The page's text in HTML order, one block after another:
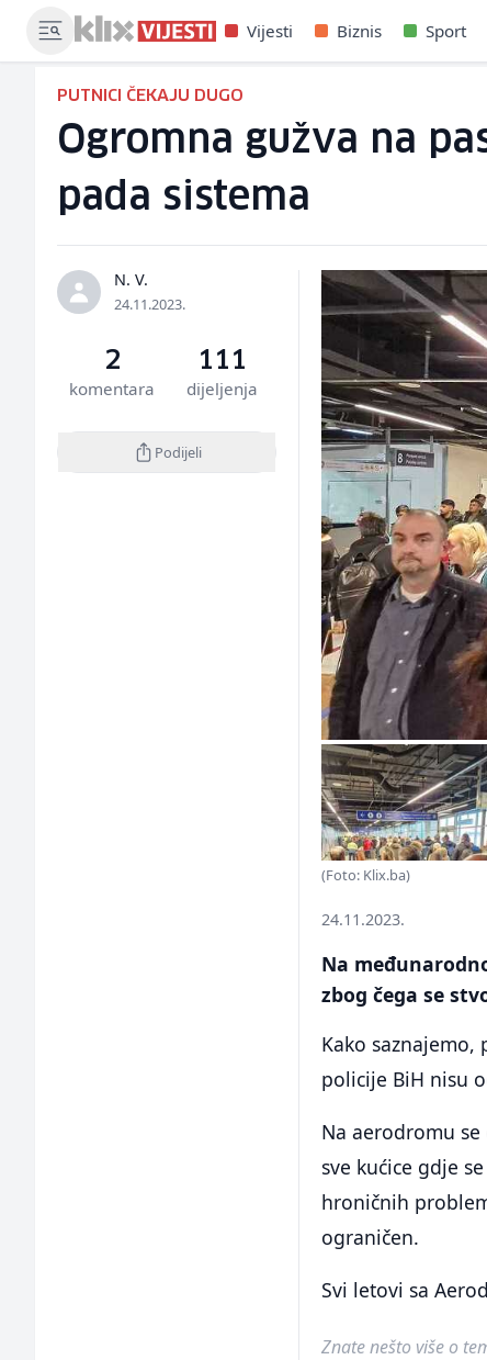
Vijesti Biznis Sport
PUTNICI ČEKAJU DUGO
Ogromna gužva na
pada sistema
N. V.
24.11.2023.
2
komentara
111
dijeljenja
Podijeli
(Foto: Klix.ba)
24.11.2023.
Na
zbog čega se
Kako
policije BiH nisu
Na aerodromu
sve kućice gdje
hroničnih
ograničen.
Svi letovi sa
Znate nešto više o